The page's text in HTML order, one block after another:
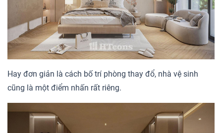
Hay đơn giản là cách bố trí phòng thay đổ, nhà vệ sinh
cũng là một điểm nhấn rất riêng.